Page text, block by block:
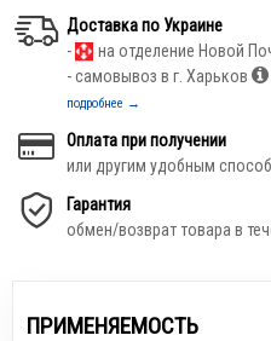
Доставка по Украине
-
на отделение Новой
- самовывоз в г. Харьков
подробнее →
Оплата при получении
или другим удобным
Гарантия
обмен/возврат товара в
ПРИМЕНЯЕМОСТЬ